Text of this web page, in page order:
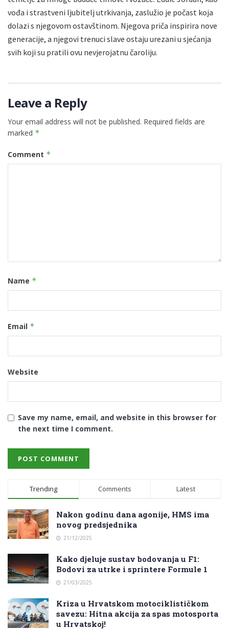
vođa i strastveni ljubitelj utrkivanja, zaslužio je počast koja
dolazi s njegovom ostavštinom. Njegova priča inspirira nove
generacije, a njegovi trenuci slave ostaju urezani u sjećanja
svih koji su pratili ovu nevjerojatnu čaroliju.
Leave a Reply
Your email address will not be published. Required fields are
marked *
Comment *
Name *
Email *
Website
Save my name, email, and website in this browser for
the next time I comment.
Trending Comments Latest
Nakon godinu dana agonije, HMS ima
novog predsjednika
21/12/2025
Kako djeluje sustav bodovanja u F1:
Bodovi za utrke i sprintere Formule 1
21/03/2025
Kriza u Hrvatskom motociklističkom
savezu: Hitna akcija za spas motosporta
u Hrvatskoj!